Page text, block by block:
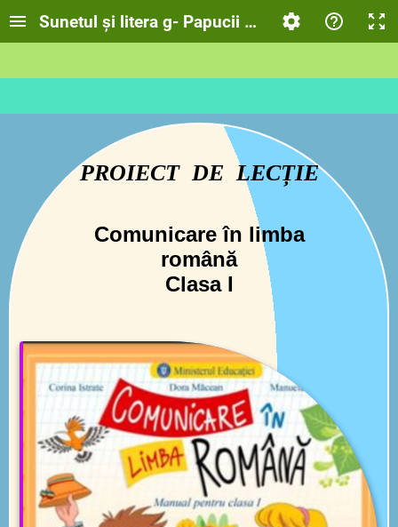
Sunetul și litera g- Papucii gânsacului
PROIECT DE LECȚIE
Comunicare în limba
română
Clasa I